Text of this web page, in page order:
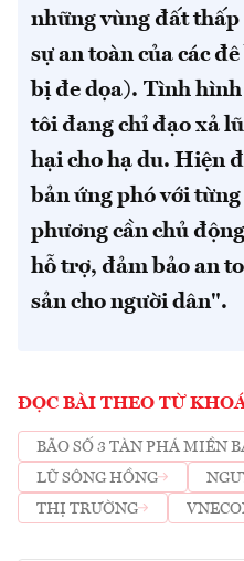
những vùng đất
sự an toàn của các
bị đe dọa). Tình hình
tôi đang chỉ đạo xả
hại cho hạ du. Hiện
bản ứng phó với
phương cần chủ
hỗ trợ, đảm bảo an
sản cho người dân".
ĐỌC BÀI THEO TỪ
BÃO SỐ 3 TÀN PHÁ MIỀN
LŨ SÔNG HỒNG
THỊ TRƯỜNG